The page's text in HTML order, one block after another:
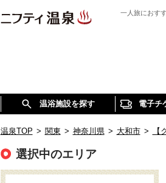
一人旅におす
温浴施設を探す 電子チ
温泉TOP > 関東 > 神奈川県 > 大和市 > 【
選択中のエリア